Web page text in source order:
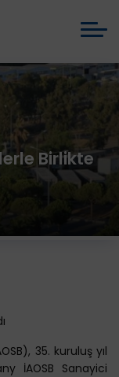
Birlikte
35. kuruluş yıl
İAOSB Sanayici